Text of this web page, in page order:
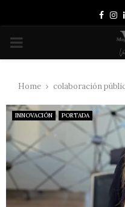
PRIMARY
Home colaboración
INNOVACIÓN PORTADA